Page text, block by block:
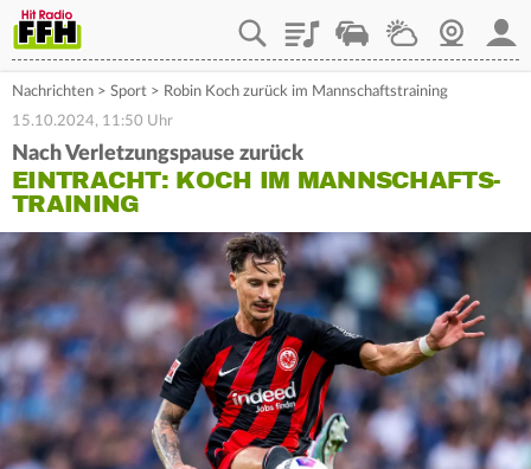
PlaylistStaupilotWetterWebcam
Nachrichten > Sport > Robin Koch zurück im Mannschaftstraining
15.10.2024, 11:50 Uhr
Nach Verletzungspause zurück
EINTRACHT: KOCH IM MANNSCHAFTS-
TRAINING